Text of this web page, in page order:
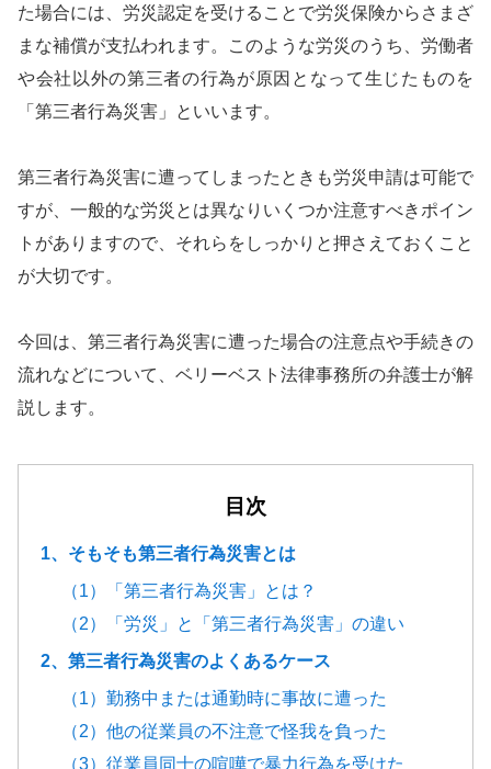
た場合には、労災認定を受けることで労災保険からさまざ
まな補償が支払われます。このような労災のうち、労働者
や会社以外の第三者の行為が原因となって生じたものを
「第三者行為災害」といいます。
第三者行為災害に遭ってしまったときも労災申請は可能で
すが、一般的な労災とは異なりいくつか注意すべきポイン
トがありますので、それらをしっかりと押さえておくこと
が大切です。
今回は、第三者行為災害に遭った場合の注意点や手続きの
流れなどについて、ベリーベスト法律事務所の弁護士が解
説します。
目次
1、そもそも第三者行為災害とは
（1）「第三者行為災害」とは？
（2）「労災」と「第三者行為災害」の違い
2、第三者行為災害のよくあるケース
（1）勤務中または通勤時に事故に遭った
（2）他の従業員の不注意で怪我を負った
（3）従業員同士の喧嘩で暴力行為を受けた